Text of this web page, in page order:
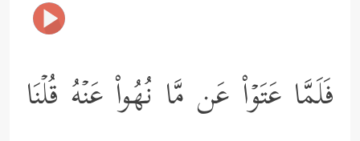
فَلَمَّا عَتَوۡاْ عَن مَّا نُهُواْ عَنۡهُ قُلۡنَا